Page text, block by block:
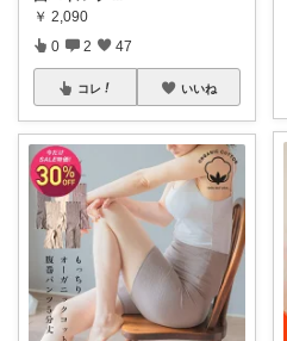
￥ 2,090
0 2 47
コレ いいね